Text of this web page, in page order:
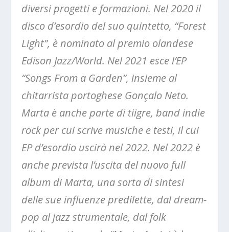
diversi progetti e formazioni. Nel 2020 il
disco d’esordio del suo quintetto, “Forest
Light”, è nominato al premio olandese
Edison Jazz/World. Nel 2021 esce l’EP
“Songs From a Garden”, insieme al
chitarrista portoghese Gonçalo Neto.
Marta è anche parte di tiigre, band indie
rock per cui scrive musiche e testi, il cui
EP d’esordio uscirà nel 2022. Nel 2022 è
anche prevista l’uscita del nuovo full
album di Marta, una sorta di sintesi
delle sue influenze predilette, dal dream-
pop al jazz strumentale, dal folk